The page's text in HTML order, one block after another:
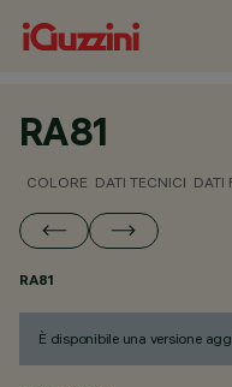
RA81
COLORE DATI TECNICI DATI
RA81
È disponibile una versione